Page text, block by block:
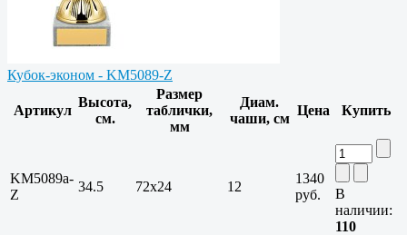
Кубок-эконом - KM5089-Z
Артикул
Высота,
см.
Размер
таблички,
мм
Диам.
чаши, см
Цена Купить
KM5089a-
Z
34.5 72х24 12
1340
руб.
В
наличии:
110